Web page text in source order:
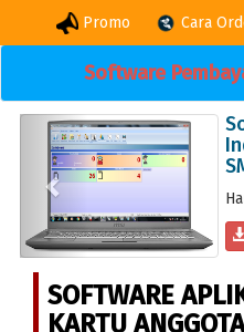
Software
Promo Cara
Aplikasi Buku
K13 Jenjang
Order Sekarang
Previous
SOFTWARE
KARTU